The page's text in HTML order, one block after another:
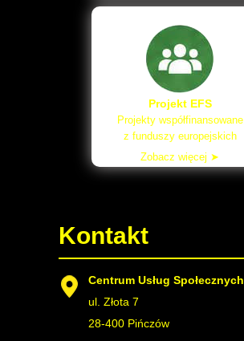
Projekt EFS
Projekty współfinansowane
z funduszy europejskich
Zobacz więcej ➤
Kontakt
Centrum Usług Społecznych
ul. Złota 7
28-400 Pińczów